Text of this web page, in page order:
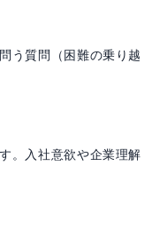
う質問（困難の乗り越
。入社意欲や企業理解